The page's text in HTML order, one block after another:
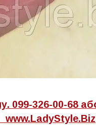
099-326-00-68
www.LadyStyle.Biz